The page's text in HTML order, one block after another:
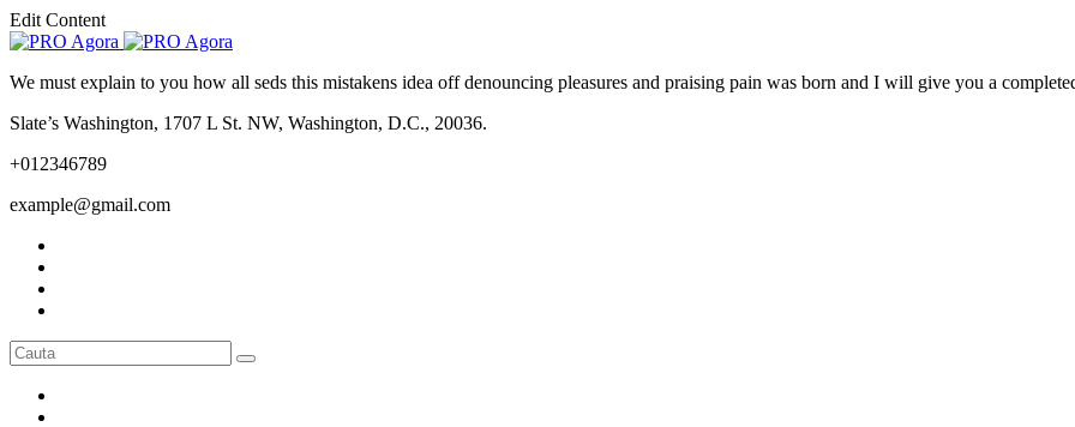
Edit Content
We must explain to you how all seds this mistakens idea off denouncing pleasures and praising pain was born and I will give you a
Slate’s Washington, 1707 L St. NW, Washington, D.C., 20036.
+012346789
example@gmail.com